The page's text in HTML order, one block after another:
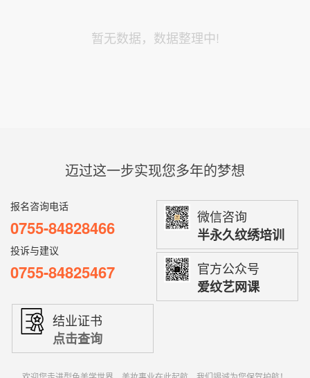
暂无数据，数据整理中!
迈过这一步实现您多年的梦想
报名咨询电话
0755-84828466
投诉与建议
0755-84825467
微信咨询
半永久纹绣培训
官方公众号
爱纹艺网课
结业证书
点击查询